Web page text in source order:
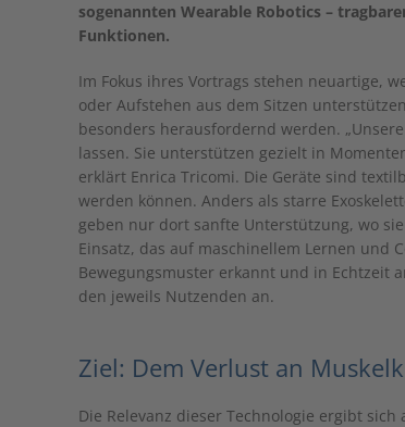
sogenannten Wearable Robotics –
Funktionen.
Im Fokus ihres Vortrags stehen neuartige,
oder Aufstehen aus dem Sitzen
besonders herausfordernd werden.
lassen. Sie unterstützen gezielt in
erklärt Enrica Tricomi. Die Geräte sind
werden können. Anders als starre
geben nur dort sanfte Unterstützung, wo
Einsatz, das auf maschinellem Lernen und
Bewegungsmuster erkannt und in Echtzeit
den jeweils Nutzenden an.
Ziel: Dem Verlust an
Die Relevanz dieser Technologie ergibt